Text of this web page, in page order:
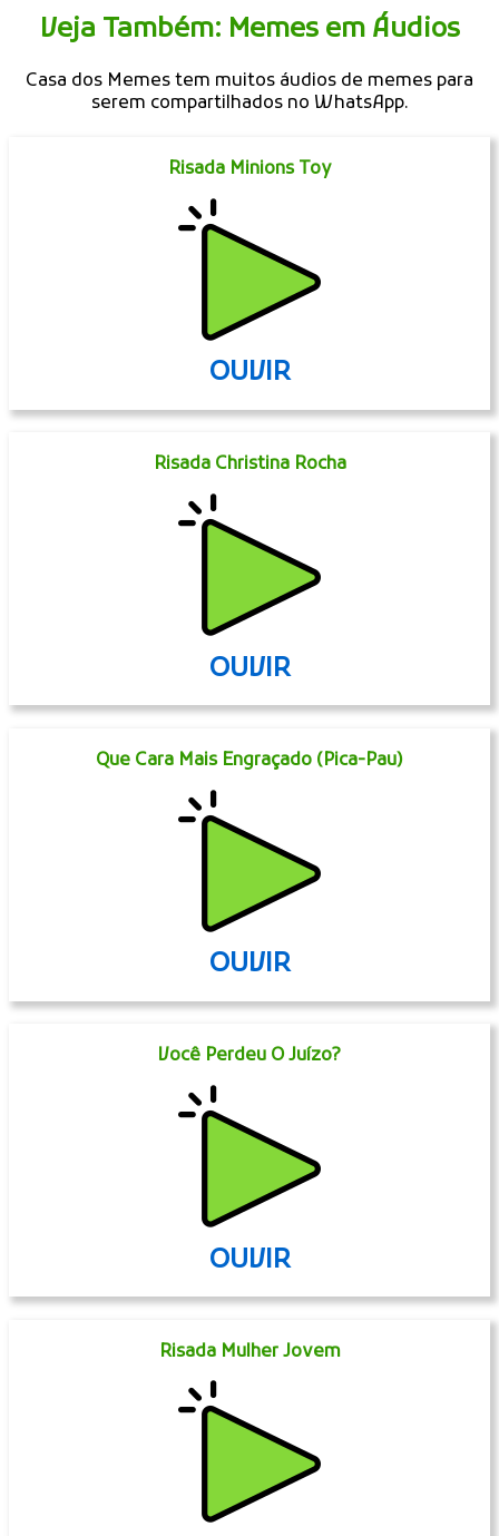
Veja Também: Memes em Áudios
Casa dos Memes tem muitos áudios de memes para
serem compartilhados no WhatsApp.
Risada Minions Toy
OUVIR
Risada Christina Rocha
OUVIR
Que Cara Mais Engraçado (Pica-Pau)
OUVIR
Você Perdeu O Juízo?
OUVIR
Risada Mulher Jovem